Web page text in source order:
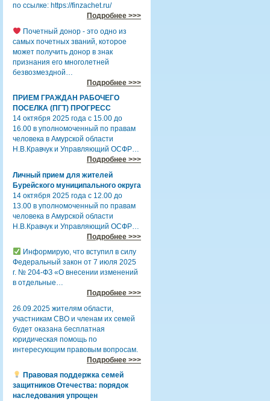
по ссылке: https://finzachet.ru/
Подробнее >>>
Почетный донор - это одно из
самых почетных званий, которое
может получить донор в знак
признания его многолетней
безвозмездной…
Подробнее >>>
ПРИЕМ ГРАЖДАН РАБОЧЕГО
ПОСЕЛКА (ПГТ) ПРОГРЕСС
14 октября 2025 года с 15.00 до
16.00 в уполномоченный по правам
человека в Амурской области
Н.В.Кравчук и Управляющий ОСФР…
Подробнее >>>
Личный прием для жителей
Бурейского муниципального округа
14 октября 2025 года с 12.00 до
13.00 в уполномоченный по правам
человека в Амурской области
Н.В.Кравчук и Управляющий ОСФР…
Подробнее >>>
Информирую, что вступил в силу
Федеральный закон от 7 июля 2025
г. № 204-ФЗ «О внесении изменений
в отдельные…
Подробнее >>>
26.09.2025 жителям области,
участникам СВО и членам их семей
будет оказана бесплатная
юридическая помощь по
интересующим правовым вопросам.
Подробнее >>>
Правовая поддержка семей
защитников Отечества: порядок
наследования упрощен